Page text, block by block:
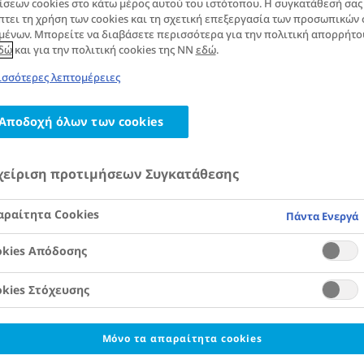
2 και η παχυσαρκία συνδέονται στενά. Σε
τη σχέση μεταξύ σακχαρώδους διαβήτη και
παράγοντες κινδύνου για την εμφάνιση
την επιτυχή διαχείριση του βάρους όταν
τύπου 2. Θυμηθείτε, για καθοδήγηση και
σας, προσωπικές ανάγκες και συνθήκες
παρακαλούμε απευθυνθείτε στον
cookies στο κάτω μέρος αυτού του ιστότοπου. Η συγκατάθεσή σας
τη χρήση των cookies και τη σχετική επεξεργασία των προσωπικών
Μπορείτε να διαβάσετε περισσότερα για την πολιτική
και για την πολιτική cookies της NN εδώ.
λεπτομέρειες
όλων των cookies
προτιμήσεων Συγκατάθεσης
Cookies Πάντα Ενεργά
Απόδοσης
Στόχευσης
Μόνο τα απαραίτητα cookies